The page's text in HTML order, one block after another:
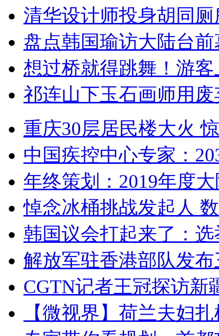
清华设计师投身胡同
盘点韩国瑜访大陆台
想过桥就得跳舞！游客
祁连山下玉石画师用
重庆30层居民楼大火
中国疾控中心专家：
年终策划：2019年度
悼念冰桶挑战发起人
韩国议会打起来了：
解放军驻香港部队发
CGTN记者王冠探访新
【微视界】荷兰夫妇